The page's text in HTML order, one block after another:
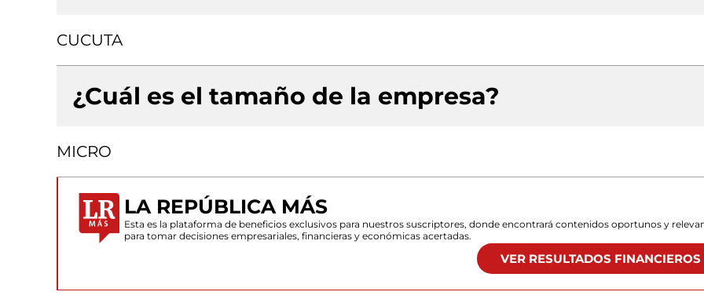
CUCUTA
¿Cuál es el tamaño de la empresa?
MICRO
LA REPÚBLICA MÁS
Esta es la plataforma de beneficios exclusivos para nuestros suscriptores, donde encontrará contenidos oportunos y
para tomar decisiones empresariales, financieras y económicas acertadas.
VER RESULTADOS FINANCIEROS